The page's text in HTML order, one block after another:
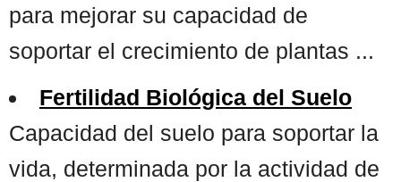
para mejorar su capacidad de
soportar el crecimiento de plantas ...
Fertilidad Biológica del Suelo
Capacidad del suelo para soportar la
vida, determinada por la actividad de